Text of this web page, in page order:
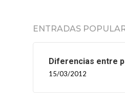
ENTRADAS
Diferencias entre
15/03/2012